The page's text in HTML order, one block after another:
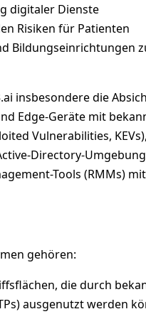
digitaler Dienste
Risiken für Patienten
Bildungseinrichtungen
insbesondere die
Edge-Geräte mit
Vulnerabilities,
Directory-
Tools (RMMs) mit
gehören:
die durch
ausgenutzt werden